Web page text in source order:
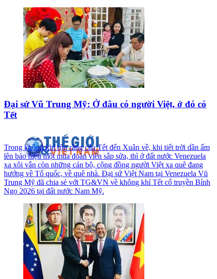
Đại sứ Vũ Trung Mỹ: Ở đâu có người Việt, ở đó có
Tết
Trong không khí rộn ràng của Tết đến Xuân về, khi tiết trời dần ấm
lên báo hiệu một mùa đoàn viên sắp sửa, thì ở đất nước Venezuela
xa xôi vẫn còn những cán bộ, cộng đồng người Việt xa quê đang
hướng về Tổ quốc, về quê nhà. Đại sứ Việt Nam tại Venezuela Vũ
Trung Mỹ đã chia sẻ với TG&VN về không khí Tết cổ truyền Bính
Ngọ 2026 tại đất nước Nam Mỹ.